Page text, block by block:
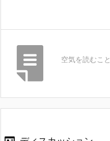
空気を読むこと